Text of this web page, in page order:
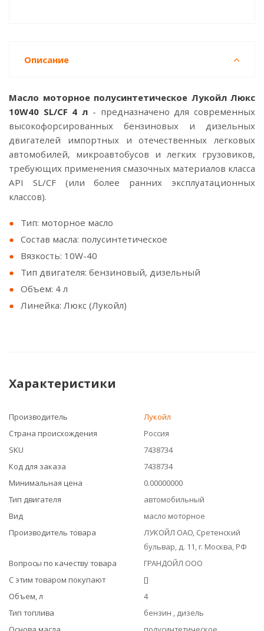
Описание
Масло моторное полусинтетическое Лукойл Люкс
10W40 SL/CF 4 л - предназначено для современных
высокофорсированных бензиновых и дизельных
двигателей импортных и отечественных легковых
автомобилей, микроавтобусов и легких грузовиков,
требующих применения смазочных материалов класса
API SL/CF (или более ранних эксплуатационных
классов).
Тип: моторное масло
Состав масла: полусинтетическое
Вязкость: 10W-40
Тип двигателя: бензиновый, дизельный
Объем: 4 л
Линейка: Люкс (Лукойл)
Характеристики
Производитель
Лукойл
Страна происхождения
Россия
SKU
7438734
Код для заказа
7438734
Минимальная цена
0.00000000
Тип двигателя
автомобильный
Вид
масло моторное
Производитель товара
ЛУКОЙЛ ОАО, Сретенский
бульвар, д. 11, г. Москва, РФ
Вопросы по качеству товара
ГРАНДОЙЛ ООО
С этим товаром покупают
[]
Объем, л
4
Тип топлива
бензин , дизель